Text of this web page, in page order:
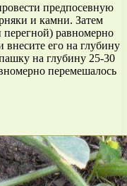
предпосевную
и камни. Затем
перегной) равномерно
внесите его на глубину
на глубину 25-30
перемешалось